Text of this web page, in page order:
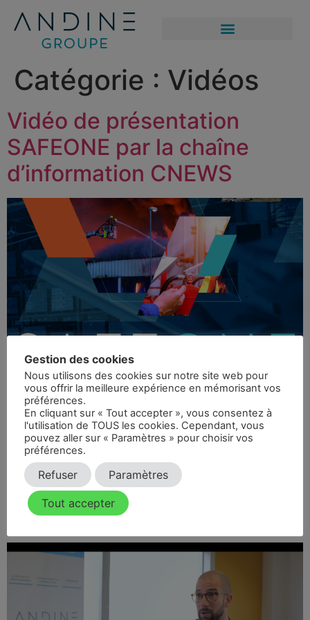
Catégorie : Vidéos
Vidéo de présentation
SAFEONE par la chaîne
d’information CNEWS
Campagne télévisée CNews. Retrouvez la réponse
concrète face aux évolutions réglementaires
Vidéo de présentation
ANDINE Groupe par la
rédaction de CCI-News
Gestion des cookies
Nous utilisons des cookies sur notre site web pour
vous offrir la meilleure expérience en mémorisant vos
préférences.
En cliquant sur « Tout accepter », vous consentez à
l'utilisation de TOUS les cookies. Cependant, vous
pouvez aller sur « Paramètres » pour choisir vos
préférences.
Refuser Paramètres
Tout accepter